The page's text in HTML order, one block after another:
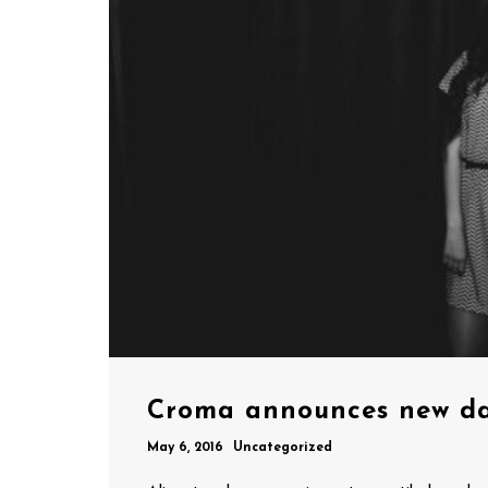
Croma announces new
May 6, 2016 Uncategorized